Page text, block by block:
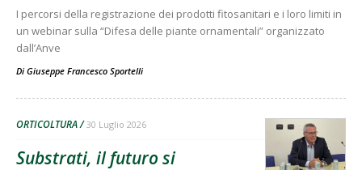
I percorsi della registrazione dei prodotti fitosanitari e i loro limiti in
un webinar sulla “Difesa delle piante ornamentali” organizzato
dall’Anve
Di Giuseppe Francesco Sportelli
ORTICOLTURA 30 Luglio 2026
Substrati, il futuro si